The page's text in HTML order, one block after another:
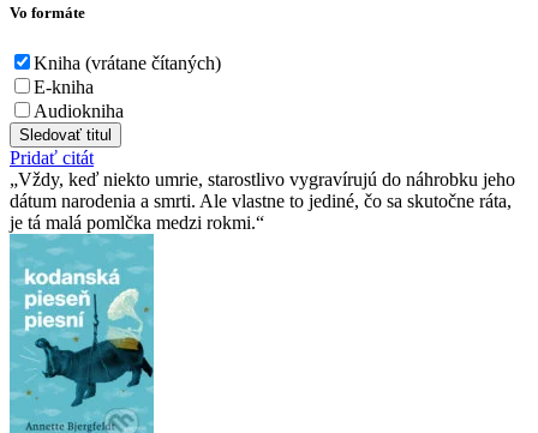
Vo formáte
Kniha (vrátane čítaných)
E-kniha
Audiokniha
Sledovať titul
Pridať citát
Vždy, keď niekto umrie, starostlivo vygravírujú do náhrobku jeho
dátum narodenia a smrti. Ale vlastne to jediné, čo sa skutočne ráta,
je tá malá pomlčka medzi rokmi.